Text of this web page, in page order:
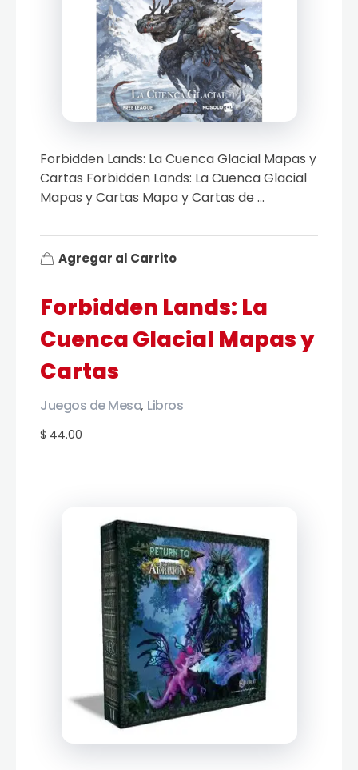
Forbidden Lands: La
Cuenca Glacial Mapas y
Cartas
$ 44.00
Juegos de Mesa, Libros
Forbidden Lands: La Cuenca Glacial Mapas y
Cartas Forbidden Lands: La Cuenca Glacial
Mapas y Cartas Mapa y Cartas de ...
Agregar al Carrito